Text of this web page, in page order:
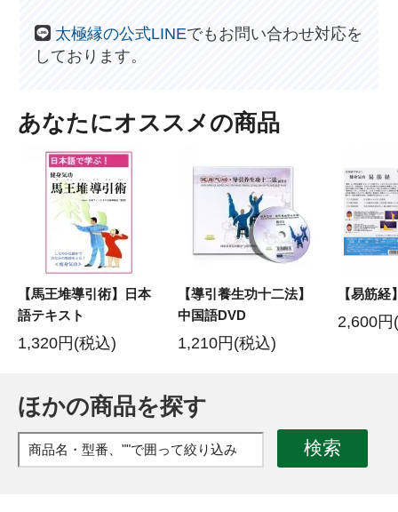
太極縁の公式LINEでもお問い合わせ対応を
しております。
あなたにオススメの商品
【馬王堆導引術】日本
語テキスト
1,320円(税込)
【導引養生功十二法】
中国語DVD
1,210円(税込)
【易筋
2,600円
ほかの商品を探す
検索